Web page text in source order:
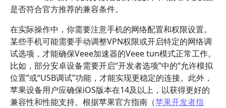
是否符合官方推荐的兼容条件。
在实际操作中，你需要注意手机的网络配置和权限设置。
某些手机可能需要手动调整VPN权限或开启特定的网络调
试选项，才能确保Veee加速器的Veee tun模式正常工作。
比如，部分安卓设备需要开启“开发者选项”中的“允许模拟
位置”或“USB调试”功能，才能实现更稳定的连接。此外，
苹果设备用户应确保iOS版本在14及以上，以获得更好的
兼容性和性能支持。根据苹果官方指南（苹果开发者指